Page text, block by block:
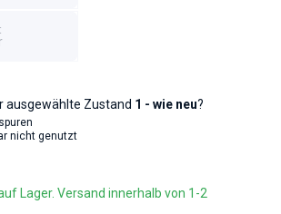
ausgewählte Zustand 1 - wie neu?
nicht genutzt
Lager. Versand innerhalb von 1-2